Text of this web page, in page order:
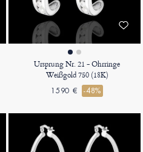
Ursprung Nr. 21 - Ohrringe
Weißgold 750 (18K)
1590 € -48%